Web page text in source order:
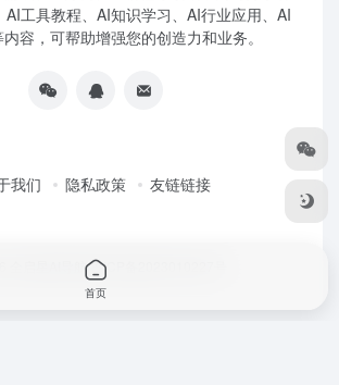
AI工具教程、AI知识学习、AI行业应用、AI
容，可帮助增强您的创造力和业务。
我们 隐私政策 友链链接
全启星AI导航鲁ICP备2023010227号
首页